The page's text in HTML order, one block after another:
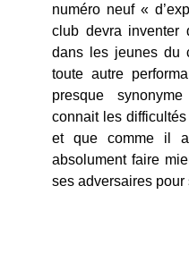
numéro neuf «
club devra inventer
dans les jeunes du
toute autre
presque
connait les
et que comme il
absolument faire
ses adversaires pour